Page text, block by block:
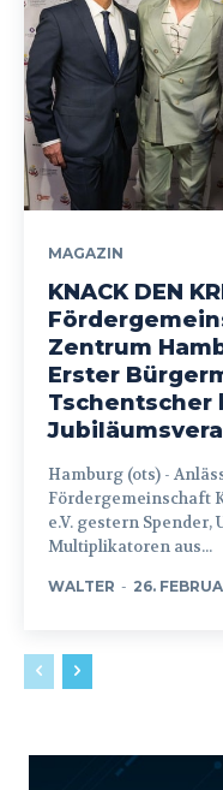
MAGAZIN
KNACK DEN
Zentrum
Erster
Tschentscher
Hamburg (ots) - Anlässlich ihres 50. Jubiläums lud die
Fördergemeinschaft
e.V. gestern
Multiplikatoren aus...
WALTER - 26.